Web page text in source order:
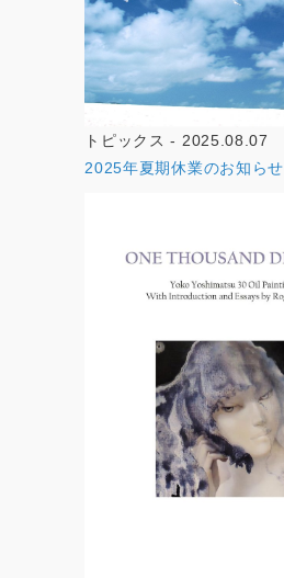
トピックス - 2025.08.07
2025年夏期休業のお知らせ